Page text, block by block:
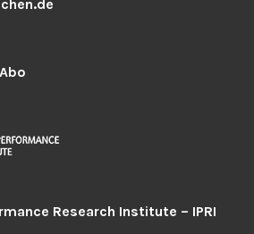
Research Institute – IPRI